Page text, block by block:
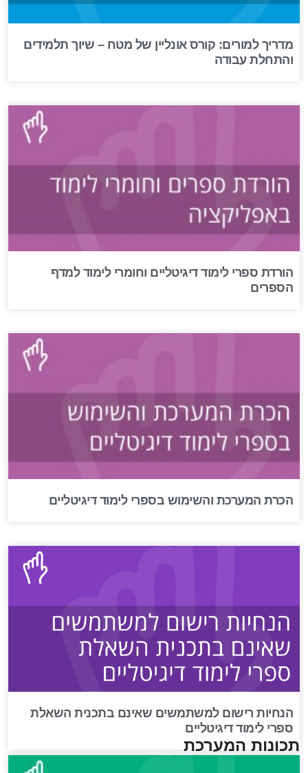
מדריך למורים: קורס אונליין של מטח – שיוך תלמידים
והתחלת עבודה
הורדת ספרי לימוד דיגיטליים וחומרי לימוד למדף
הספרים
הכרת המערכת והשימוש בספרי לימוד דיגיטליים
הנחיות רישום למשתמשים שאינם בתכנית השאלת
ספרי לימוד דיגיטליים
תכונות המערכת